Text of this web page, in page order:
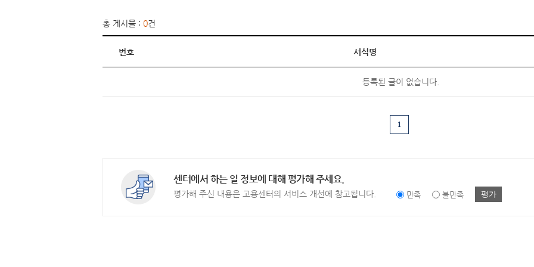
총 게시물 : 0건
번호 서식명
등록된 글이 없습니다.
1
센터에서 하는 일 정보에 대해 평가해 주세요.
평가해 주신 내용은 고용센터의 서비스 개선에 참고됩니다. 만족 불만족 평가